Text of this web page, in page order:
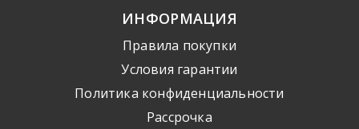
ИНФОРМАЦИЯ
Правила покупки
Условия гарантии
Политика конфиденциальности
Рассрочка